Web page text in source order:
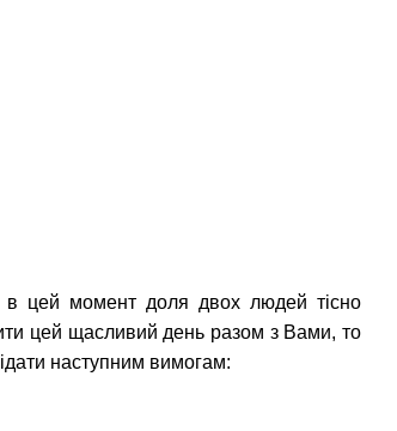
цей момент доля двох людей тісно
цей щасливий день разом з Вами, то
наступним вимогам: